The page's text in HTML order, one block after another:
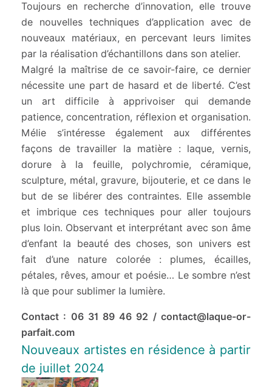
Toujours en recherche d’innovation, elle trouve
de nouvelles techniques d’application avec de
nouveaux matériaux, en percevant leurs limites
par la réalisation d’échantillons dans son atelier.
Malgré la maîtrise de ce savoir-faire, ce dernier
nécessite une part de hasard et de liberté. C’est
un art difficile à apprivoiser qui demande
patience, concentration, réflexion et organisation.
Mélie s’intéresse également aux différentes
façons de travailler la matière : laque, vernis,
dorure à la feuille, polychromie, céramique,
sculpture, métal, gravure, bijouterie, et ce dans le
but de se libérer des contraintes. Elle assemble
et imbrique ces techniques pour aller toujours
plus loin. Observant et interprétant avec son âme
d’enfant la beauté des choses, son univers est
fait d’une nature colorée : plumes, écailles,
pétales, rêves, amour et poésie… Le sombre n’est
là que pour sublimer la lumière.
Contact : 06 31 89 46 92 / contact@laque-or-
parfait.com
Nouveaux artistes en résidence à partir
de juillet 2024